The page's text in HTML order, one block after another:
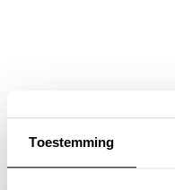
Toestemming